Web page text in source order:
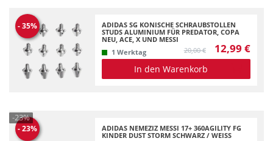
-35%
ADIDAS SG KONISCHE SCHRAUBSTOLLEN
STUDS ALUMINIUM FÜR PREDATOR, COPA
NEU, ACE, X UND MESSI
1 Werktag 20,00 € 12,99 €
In den Warenkorb
-23%
-23%
ADIDAS NEMEZIZ MESSI 17+ 360AGILITY FG
KINDER DUST STORM SCHWARZ / WEISS